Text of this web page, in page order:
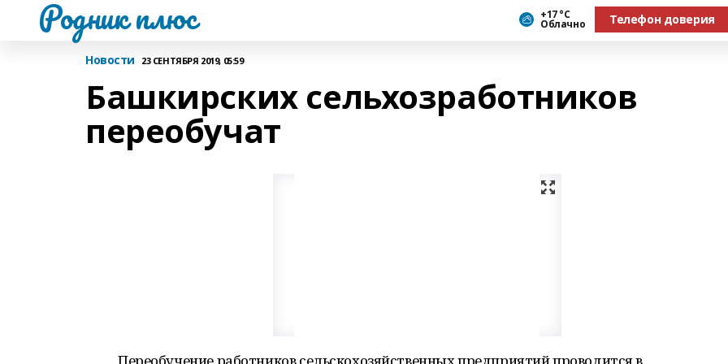
Родник плюс +17 °С
Облачно Телефон доверия
Новости 23 СЕНТЯБРЯ 2019, 05:59
Башкирских сельхозработников
переобучат